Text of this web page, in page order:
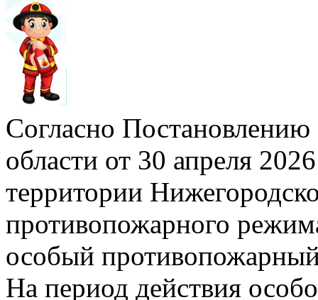
Согласно
области от 30 апреля
территории
противопожарного
особый
На период действия